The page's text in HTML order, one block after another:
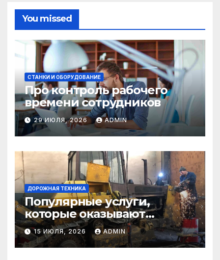
You missed
СТАНКИ И ОБОРУДОВАНИЕ
Про контроль рабочего
времени сотрудников
29 ИЮЛЯ, 2026 ADMIN
ДОРОЖНАЯ ТЕХНИКА
Популярные услуги,
которые оказывают
самосвалы в строительстве
и логистике
15 ИЮЛЯ, 2026 ADMIN